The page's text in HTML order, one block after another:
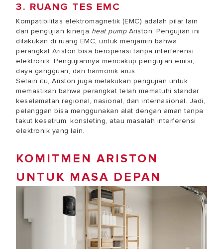
3. RUANG TES EMC
Kompatibilitas elektromagnetik (EMC) adalah pilar lain
dari pengujian kinerja heat pumpAriston. Pengujian ini
dilakukan di ruang EMC, untuk menjamin bahwa
perangkat Ariston bisa beroperasi tanpa interferensi
elektronik. Pengujiannya mencakup pengujian emisi,
daya gangguan, dan harmonik arus.
Selain itu, Ariston juga melakukan pengujian untuk
memastikan bahwa perangkat telah mematuhi standar
keselamatan regional, nasional, dan internasional. Jadi,
pelanggan bisa menggunakan alat dengan aman tanpa
takut kesetrum, konsleting, atau masalah interferensi
elektronik yang lain.
KOMITMEN ARISTON
UNTUK MASA DEPAN